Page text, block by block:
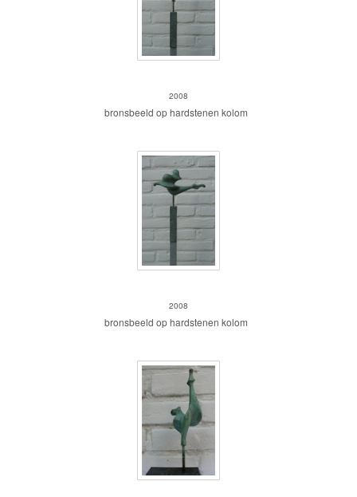
2008
bronsbeeld op hardstenen kolom
2008
bronsbeeld op hardstenen kolom